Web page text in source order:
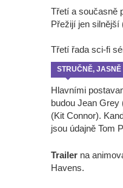
Třetí a současně
Přežijí jen silnější
Třetí řada sci-fi
STRUČNĚ, JASNĚ
Hlavními
budou Jean Grey
(Kit Connor).
jsou údajně Tom
Trailer na
Havens.